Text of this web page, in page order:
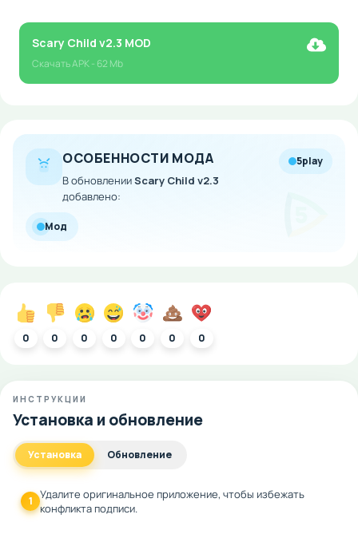
Scary Child v2.3 MOD
СкачатьAPK- 62 Mb
ОСОБЕННОСТИ МОДА
В обновленииScary Child v2.3
добавлено:
5play
Мод
0 0 0 0 0 0 0
ИНСТРУКЦИИ
Установка и обновление
Установка Обновление
1 Удалите оригинальное приложение, чтобы избежать
конфликта подписи.